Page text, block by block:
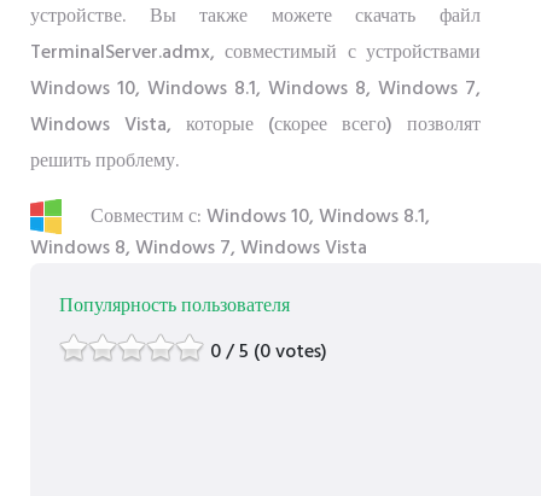
устройстве. Вы также можете скачать файл
TerminalServer.admx, совместимый с устройствами
Windows 10, Windows 8.1, Windows 8, Windows 7,
Windows Vista, которые (скорее всего) позволят
решить проблему.
Совместим с: Windows 10, Windows 8.1,
Windows 8, Windows 7, Windows Vista
Популярность пользователя
0 / 5 (0 votes)